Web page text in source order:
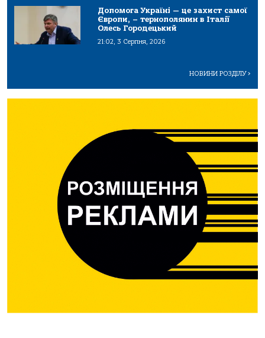
Допомога Україні — це захист самої
Європи, – тернополянин в Італії
Олесь Городецький
21:02, 3 Серпня, 2026
НОВИНИ РОЗДІЛУ>